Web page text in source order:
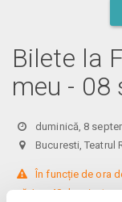
Bilete la
meu - 08
duminică, 8
Bucuresti,
În funcție de ora
oră / cu 40 de minute